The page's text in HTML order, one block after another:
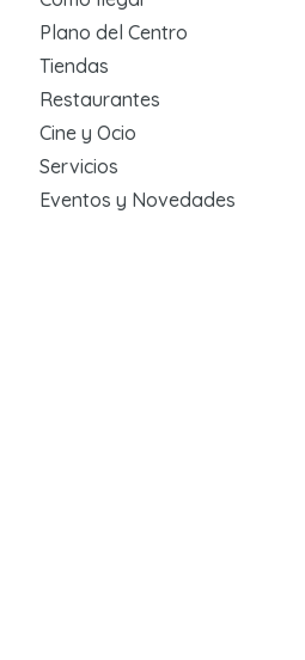
Plano del Centro
Tiendas
Restaurantes
Cine y Ocio
Servicios
Eventos y Novedades